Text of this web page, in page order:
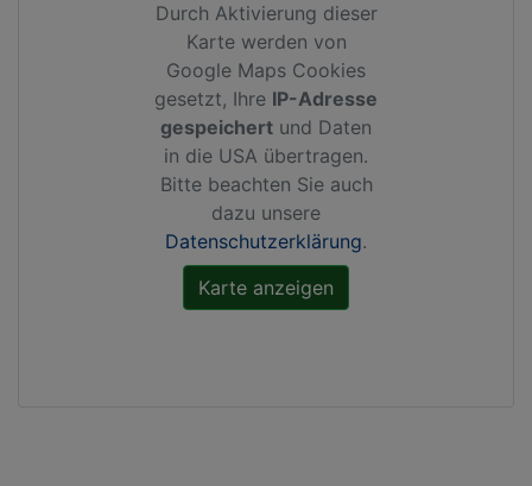
Durch Aktivierung dieser
Karte werden von
Google Maps Cookies
gesetzt, Ihre IP-Adresse
gespeichert und Daten
in die USA übertragen.
Bitte beachten Sie auch
dazu unsere
Datenschutzerklärung.